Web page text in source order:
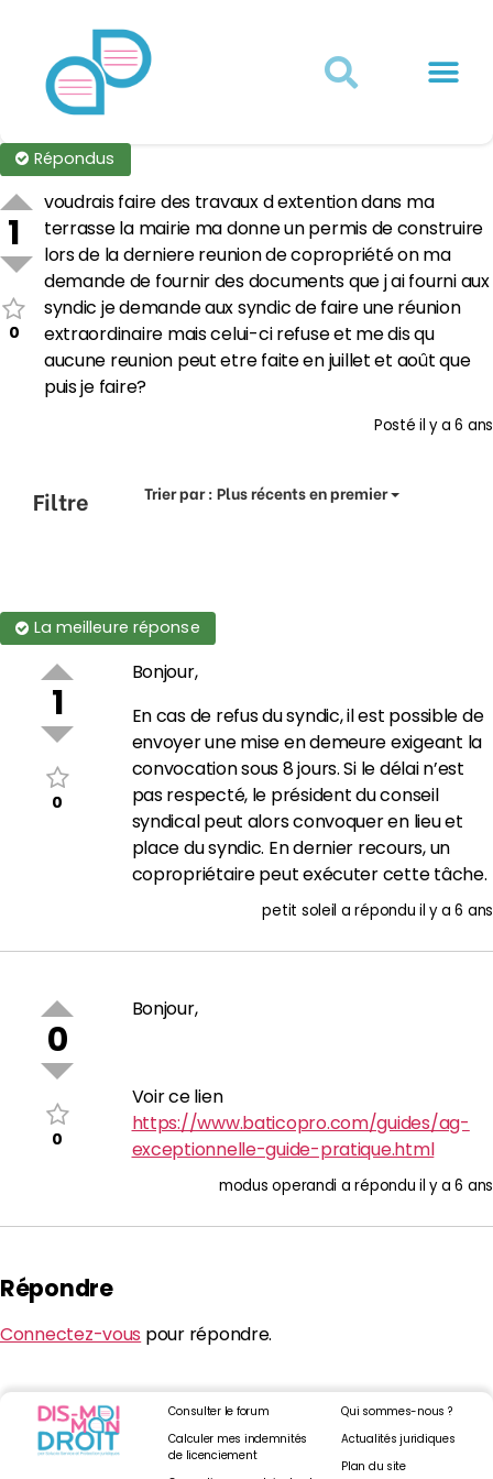
Répondus
1
0
voudrais faire des travaux d extention dans ma
terrasse la mairie ma donne un permis de construire
lors de la derniere reunion de copropriété on ma
demande de fournir des documents que j ai fourni aux
syndic je demande aux syndic de faire une réunion
extraordinaire mais celui-ci refuse et me dis qu
aucune reunion peut etre faite en juillet et août que
puis je faire?
Postéil y a 6 ans
Filtre Trier par :Plus récents en premier
La meilleure réponse
1
0
Bonjour,
En cas de refus du syndic, il est possible de
envoyer une mise en demeure exigeant la
convocation sous 8 jours. Si le délai n’est
pas respecté, le président du conseil
syndical peut alors convoquer en lieu et
place du syndic. En dernier recours, un
copropriétaire peut exécuter cette tâche.
petit soleil a réponduil y a 6 ans
0
0
Bonjour,
Voir ce lien
https://www.baticopro.com/guides/ag-
exceptionnelle-guide-pratique.html
modus operandi a réponduil y a 6 ans
Répondre
Connectez-vous pour répondre.
Consulter le forum
Calculer mes indemnités
de licenciement
Qui sommes-nous ?
Actualités juridiques
Plan du site